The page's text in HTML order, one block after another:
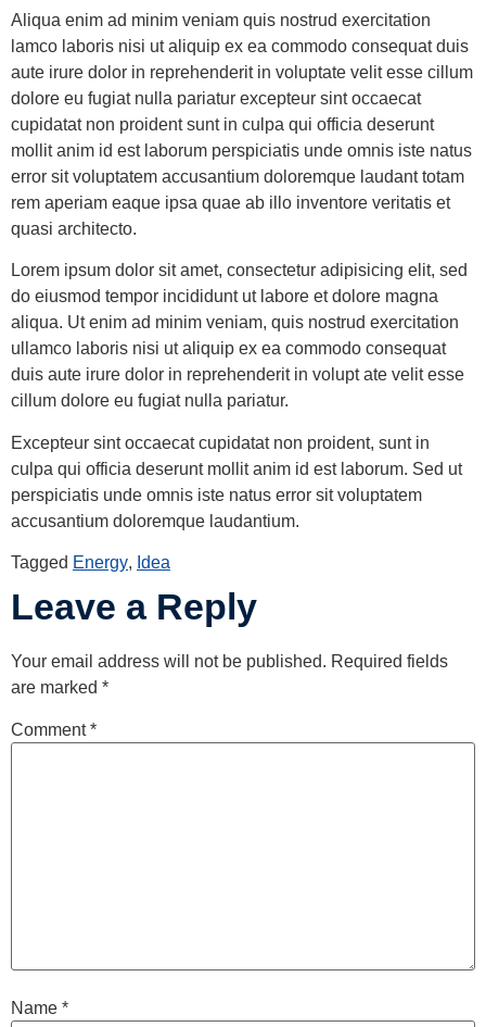
Aliqua enim ad minim veniam quis nostrud exercitation
lamco laboris nisi ut aliquip ex ea commodo consequat duis
aute irure dolor in reprehenderit in voluptate velit esse cillum
dolore eu fugiat nulla pariatur excepteur sint occaecat
cupidatat non proident sunt in culpa qui officia deserunt
mollit anim id est laborum perspiciatis unde omnis iste natus
error sit voluptatem accusantium doloremque laudant totam
rem aperiam eaque ipsa quae ab illo inventore veritatis et
quasi architecto.
Lorem ipsum dolor sit amet, consectetur adipisicing elit, sed
do eiusmod tempor incididunt ut labore et dolore magna
aliqua. Ut enim ad minim veniam, quis nostrud exercitation
ullamco laboris nisi ut aliquip ex ea commodo consequat
duis aute irure dolor in reprehenderit in volupt ate velit esse
cillum dolore eu fugiat nulla pariatur.
Excepteur sint occaecat cupidatat non proident, sunt in
culpa qui officia deserunt mollit anim id est laborum. Sed ut
perspiciatis unde omnis iste natus error sit voluptatem
accusantium doloremque laudantium.
Tagged Energy, Idea
Leave a Reply
Your email address will not be published. Required fields
are marked *
Comment*
Name *